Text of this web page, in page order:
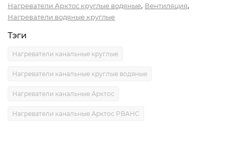
Нагреватели Арктос круглые водяные, Вентиляция,
Нагреватели водяные круглые
Тэги
Нагреватели канальные круглые
Нагреватели канальные круглые водяные
Нагреватели канальные Арктос
Нагреватели канальные Арктос PBAHC